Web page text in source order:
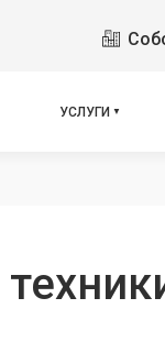
УСЛУГИ